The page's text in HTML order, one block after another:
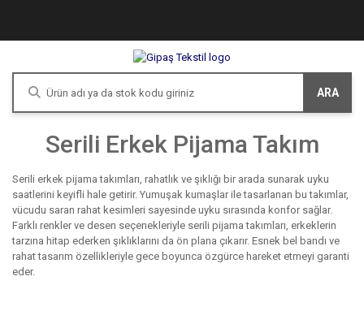
ARA
Serili Erkek Pijama Takım
Serili erkek pijama takımları, rahatlık ve şıklığı bir arada sunarak uyku
saatlerini keyifli hale getirir. Yumuşak kumaşlar ile tasarlanan bu takımlar,
vücudu saran rahat kesimleri sayesinde uyku sırasında konfor sağlar.
Farklı renkler ve desen seçenekleriyle serili pijama takımları, erkeklerin
tarzına hitap ederken şıklıklarını da ön plana çıkarır. Esnek bel bandı ve
rahat tasarım özellikleriyle gece boyunca özgürce hareket etmeyi garanti
eder.